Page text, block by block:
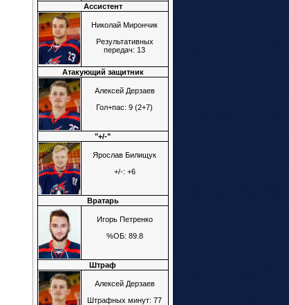
Ассистент
Николай Мирончик
Результативных
передач: 13
Атакующий защитник
Алексей Дерзаев
Гол+пас: 9 (2+7)
"+/-"
Ярослав Билищук
+/-: +6
Вратарь
Игорь Петренко
%ОБ: 89.8
Штраф
Алексей Дерзаев
Штрафных минут: 77